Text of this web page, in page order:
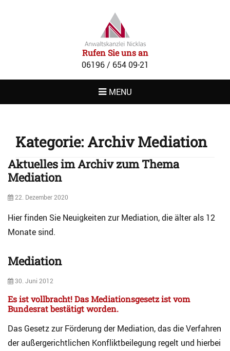
Rufen Sie uns an
06196 / 654 09-21
MENU
Kategorie: Archiv Mediation
Aktuelles im Archiv zum Thema
Mediation
Posted
22. Dezember 2020
Hier finden Sie Neuigkeiten zur Mediation, die älter als 12
Monate sind.
Categories
r
h
i
v
e
Mediation
Posted
30. Juni 2012
Es ist vollbracht! Das Mediationsgesetz ist vom
Bundesrat bestätigt worden.
Das Gesetz zur Förderung der Mediation, das die Verfahren
der außergerichtlichen Konfliktbeilegung regelt und hierbei